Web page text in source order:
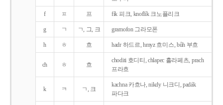
f ㅍ 프 fík 피크, knoflík 크노플리크
g ㄱ ㄱ, 그, 크 gramofon 그라모폰
h ㅎ 흐 hadr 하드르, hmyz 흐미스, bůh 부흐
ch ㅎ 흐
choditi 호디티, chlapec 흘라페츠, prach
프라흐
k ㅋ ㄱ, 크
kachna 카흐나, nikdy 니크디, padák
파다크